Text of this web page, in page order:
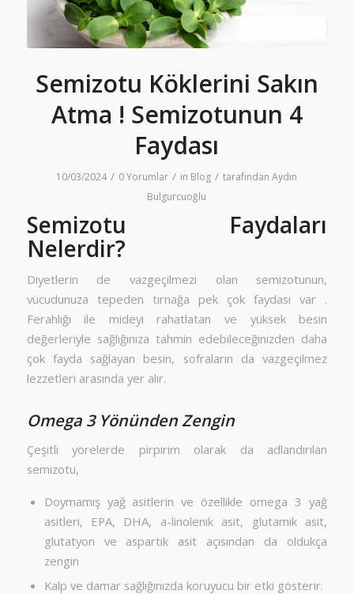
Semizotu Köklerini Sakın
Atma ! Semizotunun 4
Faydası
10/03/2024 / 0 Yorumlar / in Blog / tarafındanAydın
Bulgurcuoğlu
Semizotu Faydaları
Nelerdir?
Diyetlerin de vazgeçilmezi olan semizotunun,
vücudunuza tepeden tırnağa pek çok faydası var .
Ferahlığı ile mideyi rahatlatan ve yüksek besin
değerleriyle sağlığınıza tahmin edebileceğinizden daha
çok fayda sağlayan besin, sofraların da vazgeçilmez
lezzetleri arasında yer alır.
Omega 3 Yönünden Zengin
Çeşitli yörelerde pirpirim olarak da adlandırılan
semizotu,
Doymamış yağ asitlerin ve özellikle omega 3 yağ
asitleri, EPA, DHA, a-linolenik asit, glutamik asit,
glutatyon ve aspartik asit açısından da oldukça
zengin
Kalp ve damar sağlığınızda koruyucu bir etki gösterir.